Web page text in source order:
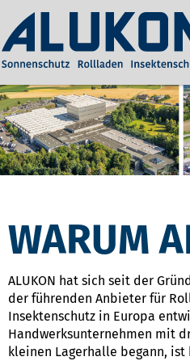
WARUM
ALUKON hat sich seit der
der führenden Anbieter für
Insektenschutz in Europa
Handwerksunternehmen mit
kleinen Lagerhalle begann, ist